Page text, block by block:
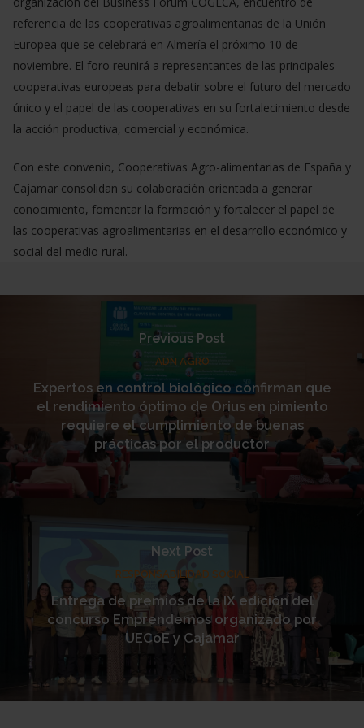
referencia de las cooperativas agroalimentarias de la Unión
Europea que se celebrará en Almería el próximo 10 de
noviembre. El foro reunirá a representantes de las principales
cooperativas europeas para debatir sobre el futuro del mercado
único y el papel de las cooperativas en su fortalecimiento desde
la acción productiva, comercial y económica.
Con este convenio, Cooperativas Agro-alimentarias de España y
Cajamar consolidan su colaboración orientada a generar
conocimiento, fomentar la formación y fortalecer el papel de
las cooperativas agroalimentarias en el desarrollo económico y
social del medio rural.
Previous Post
ADN AGRO
Expertos en control biológico confirman que
el rendimiento óptimo de Orius en pimiento
requiere el cumplimiento de buenas
prácticas por el productor
Next Post
RESPONSABILIDAD SOCIAL
Entrega de premios de la IX edición del
concurso Emprendemos organizado por
UECoE y Cajamar